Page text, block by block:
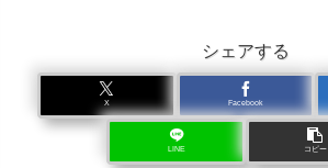
シェアする
X Facebook
LINE コピー